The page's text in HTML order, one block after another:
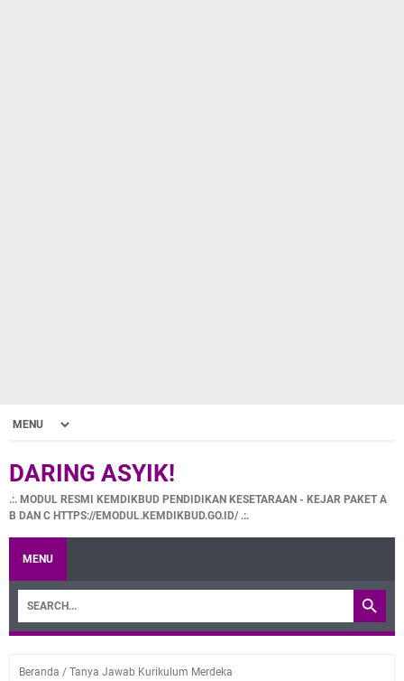
DARING ASYIK!
.:. MODUL RESMI KEMDIKBUD PENDIDIKAN KESETARAAN - KEJAR PAKET A
B DAN C HTTPS://EMODUL.KEMDIKBUD.GO.ID/ .:.
MENU
Beranda / Tanya Jawab Kurikulum Merdeka